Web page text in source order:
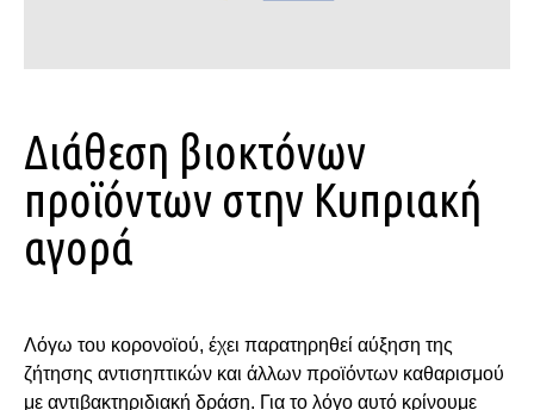
Διάθεση βιοκτόνων
προϊόντων στην Κυπριακή
αγορά
Λόγω του κορονοϊού, έχει παρατηρηθεί αύξηση της
ζήτησης αντισηπτικών και άλλων προϊόντων καθαρισμού
με αντιβακτηριδιακή δράση. Για το λόγο αυτό κρίνουμε